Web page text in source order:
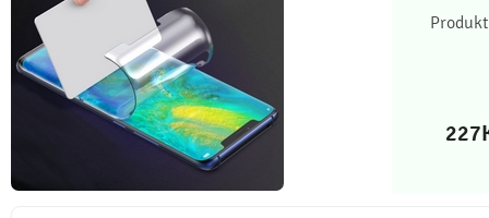
227